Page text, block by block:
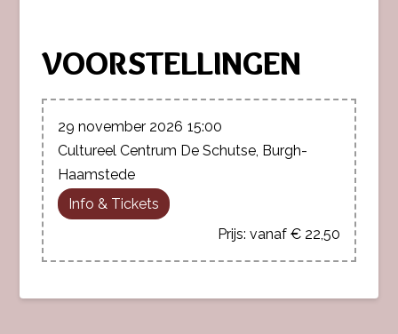
VOORSTELLINGEN
29 november 2026 15:00
Cultureel Centrum De Schutse, Burgh-
Haamstede
Info & Tickets
vanaf € 22,50